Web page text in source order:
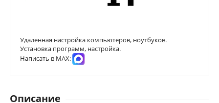
Удаленная настройка компьютеров, ноутбуков.
Установка программ, настройка.
Написать в МАХ:
Описание